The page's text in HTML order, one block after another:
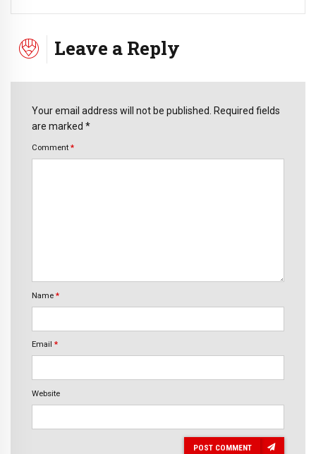
Leave a Reply
Your email address will not be published. Required fields
are marked *
Comment *
Name *
Email *
Website
POST COMMENT